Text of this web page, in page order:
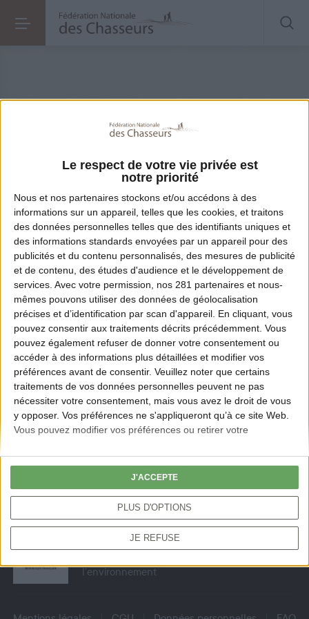
Le respect de votre vie privée est
notre priorité
Nous et nos partenaires stockons et/ou accédons à des
informations sur un appareil, telles que les cookies, et traitons
des données personnelles telles que des identifiants uniques et
des informations standards envoyées par un appareil pour des
publicités et du contenu personnalisés, des mesures de publicité
et de contenu, des études d'audience et le développement de
services. Avec votre permission, nos 281 partenaires et nous-
mêmes pouvons utiliser des données de géolocalisation
précises et d’identification par scan d'appareil. En cliquant, vous
pouvez consentir aux traitements décrits précédemment. Vous
pouvez également refuser de donner votre consentement ou
accéder à des informations plus détaillées et modifier vos
préférences avant de consentir. Veuillez noter que certains
traitements de vos données personnelles peuvent ne pas
nécessiter votre consentement, mais vous avez le droit de vous
y opposer. Vos préférences ne s'appliqueront qu’à ce site Web.
Vous pouvez modifier vos préférences ou retirer votre
cliquant sur le bouton "Confidentialité" en bas de la page Web.
PLUS D'OPTIONS
JE REFUSE
J'ACCEPTE
Partager
Partager
Accueil Suivi des déplacements
NOUS SUIVRE
S'inscrire à la newsletter
l’environnement